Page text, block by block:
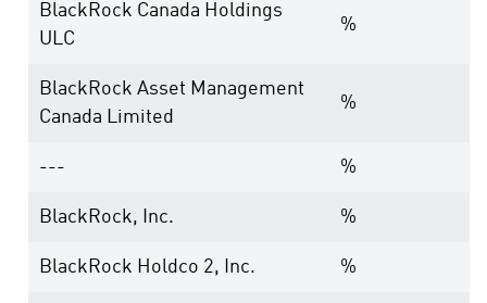
BlackRock Canada Holdings
ULC
%
BlackRock Asset Management
Canada Limited
%
--- %
BlackRock, Inc. %
BlackRock Holdco 2, Inc. %